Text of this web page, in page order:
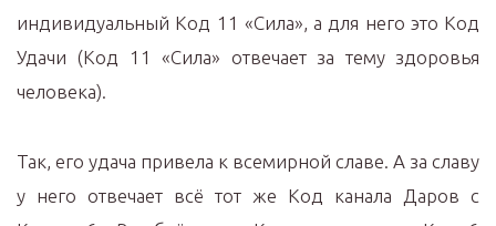
индивидуальный Код 11 «Сила», а для него это Код
Удачи (Код 11 «Сила» отвечает за тему здоровья
человека).
Так, его удача привела к всемирной славе. А за славу
у него отвечает всё тот же Код канала Даров с